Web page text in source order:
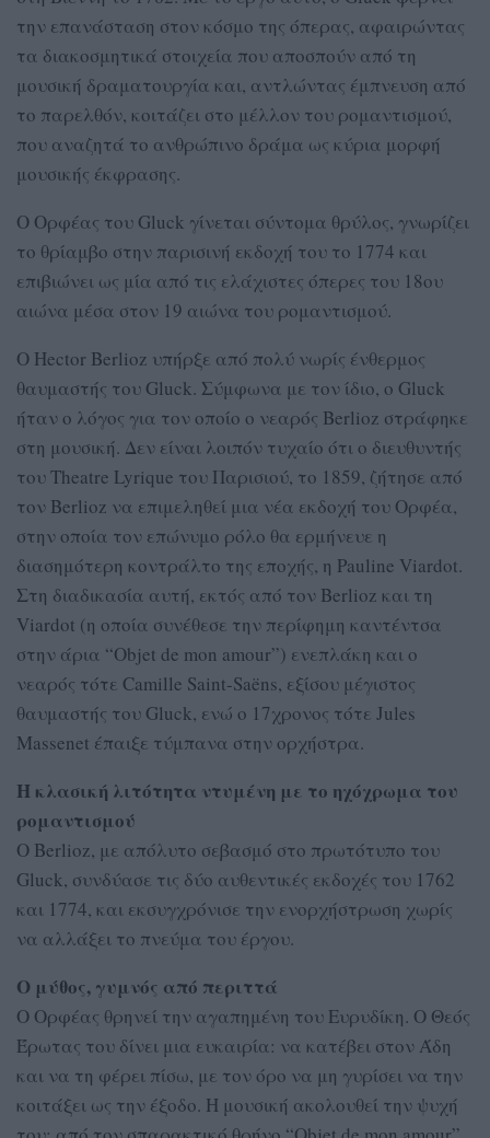
την επανάσταση στον κόσμο της όπερας, αφαιρώντας
τα διακοσμητικά στοιχεία που αποσπούν από τη
μουσική δραματουργία και, αντλώντας έμπνευση από
το παρελθόν, κοιτάζει στο μέλλον του ρομαντισμού,
που αναζητά το ανθρώπινο δράμα ως κύρια μορφή
μουσικής έκφρασης.
Ο Ορφέας του Gluck γίνεται σύντομα θρύλος, γνωρίζει
το θρίαμβο στην παρισινή εκδοχή του το 1774 και
επιβιώνει ως μία από τις ελάχιστες όπερες του 18ου
αιώνα μέσα στον 19 αιώνα του ρομαντισμού.
Ο Hector Berlioz υπήρξε από πολύ νωρίς ένθερμος
θαυμαστής του Gluck. Σύμφωνα με τον ίδιο, ο Gluck
ήταν ο λόγος για τον οποίο ο νεαρός Berlioz στράφηκε
στη μουσική. Δεν είναι λοιπόν τυχαίο ότι ο διευθυντής
του Theatre Lyrique του Παρισιού, το 1859, ζήτησε από
τον Berlioz να επιμεληθεί μια νέα εκδοχή του Ορφέα,
στην οποία τον επώνυμο ρόλο θα ερμήνευε η
διασημότερη κοντράλτο της εποχής, η Pauline Viardot.
Στη διαδικασία αυτή, εκτός από τον Berlioz και τη
Viardot (η οποία συνέθεσε την περίφημη καντέντσα
στην άρια “Οbjet de mon amour”) ενεπλάκη και ο
νεαρός τότε Camille Saint-Saëns, εξίσου μέγιστος
θαυμαστής του Gluck, ενώ ο 17χρονος τότε Jules
Massenet έπαιξε τύμπανα στην ορχήστρα.
H κλασική λιτότητα ντυμένη με το ηχόχρωμα του
ρομαντισμού
Ο Berlioz, με απόλυτο σεβασμό στο πρωτότυπο του
Gluck, συνδύασε τις δύο αυθεντικές εκδοχές του 1762
και 1774, και εκσυγχρόνισε την ενορχήστρωση χωρίς
να αλλάξει το πνεύμα του έργου.
Ο μύθος, γυμνός από περιττά
Ο Ορφέας θρηνεί την αγαπημένη του Ευρυδίκη. Ο Θεός
Έρωτας του δίνει μια ευκαιρία: να κατέβει στον Άδη
και να τη φέρει πίσω, με τον όρο να μη γυρίσει να την
κοιτάξει ως την έξοδο. Η μουσική ακολουθεί την ψυχή